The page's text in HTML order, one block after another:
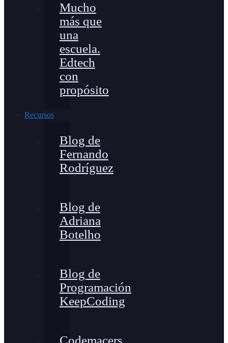
Mucho
más que
una
escuela.
Edtech
con
propósito
Recursos
Blog de
Fernando
Rodríguez
Blog de
Adriana
Botelho
Blog de
Programación
KeepCoding
Codemacers